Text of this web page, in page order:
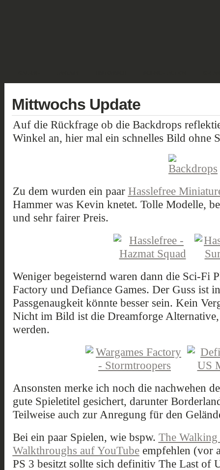
Mittwochs Update
Auf die Rückfrage ob die Backdrops
Winkel an, hier mal ein schnelles Bild ohne
Zu dem wurden ein paar Hasslefree
Hammer was Kevin knetet. Tolle Modelle,
und sehr fairer Preis.
Weniger begeisternd waren dann die Sci-Fi
Factory und Defiance Games. Der Guss ist
Passgenaugkeit könnte besser sein. Kein
Nicht im Bild ist die Dreamforge
werden.
Ansonsten merke ich noch die nachwehen
gute Spieletitel gesichert, darunter
Teilweise auch zur Anregung für den
Bei ein paar Spielen, wie bspw. The Walking
Walkthroughs auf YouTubeempfehlen (vor
PS 3 besitzt sollte sich definitiv The Last of